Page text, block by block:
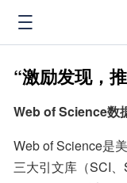
“激励发现，
Web of Science数
Web of Science是
三大引文库（SCI